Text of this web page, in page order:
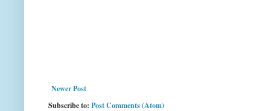
Newer Post
Subscribe to: Post Comments (Atom)